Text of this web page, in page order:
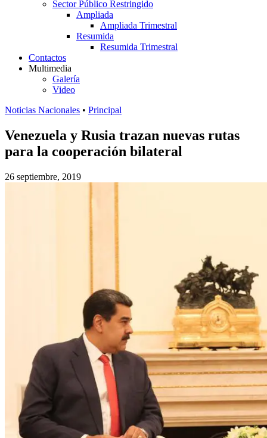
Sector Público Restringido
Ampliada
Ampliada Trimestral
Resumida
Resumida Trimestral
Contactos
Multimedia
Galería
Video
Noticias Nacionales • Principal
Venezuela y Rusia trazan nuevas rutas
para la cooperación bilateral
26 septiembre, 2019